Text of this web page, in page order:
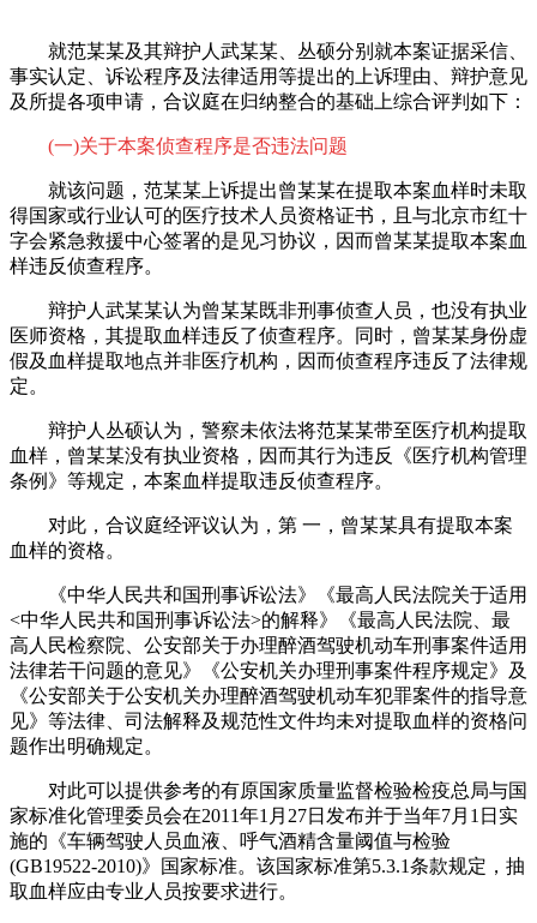
就范某某及其辩护人武某某、丛硕分别就本案证据采信、
事实认定、诉讼程序及法律适用等提出的上诉理由、辩护意见
及所提各项申请，合议庭在归纳整合的基础上综合评判如下：
(一)关于本案侦查程序是否违法问题
就该问题，范某某上诉提出曾某某在提取本案血样时未取
得国家或行业认可的医疗技术人员资格证书，且与北京市红十
字会紧急救援中心签署的是见习协议，因而曾某某提取本案血
样违反侦查程序。
辩护人武某某认为曾某某既非刑事侦查人员，也没有执业
医师资格，其提取血样违反了侦查程序。同时，曾某某身份虚
假及血样提取地点并非医疗机构，因而侦查程序违反了法律规
定。
辩护人丛硕认为，警察未依法将范某某带至医疗机构提取
血样，曾某某没有执业资格，因而其行为违反《医疗机构管理
条例》等规定，本案血样提取违反侦查程序。
对此，合议庭经评议认为，第 一，曾某某具有提取本案
血样的资格。
《中华人民共和国刑事诉讼法》《最高人民法院关于适用
<中华人民共和国刑事诉讼法>的解释》《最高人民法院、最
高人民检察院、公安部关于办理醉酒驾驶机动车刑事案件适用
法律若干问题的意见》《公安机关办理刑事案件程序规定》及
《公安部关于公安机关办理醉酒驾驶机动车犯罪案件的指导意
见》等法律、司法解释及规范性文件均未对提取血样的资格问
题作出明确规定。
对此可以提供参考的有原国家质量监督检验检疫总局与国
家标准化管理委员会在2011年1月27日发布并于当年7月1日实
施的《车辆驾驶人员血液、呼气酒精含量阈值与检验
(GB19522-2010)》国家标准。该国家标准第5.3.1条款规定，抽
取血样应由专业人员按要求进行。